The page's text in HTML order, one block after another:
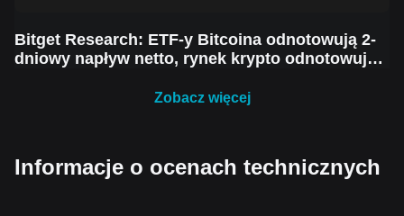
Bitget Research: ETF-y Bitcoina odnotowują 2-
dniowy napływ netto, rynek krypto odnotowuje
ostrożny przed kolejnym spadkiem
Zobacz więcej
Informacje o ocenach technicznych